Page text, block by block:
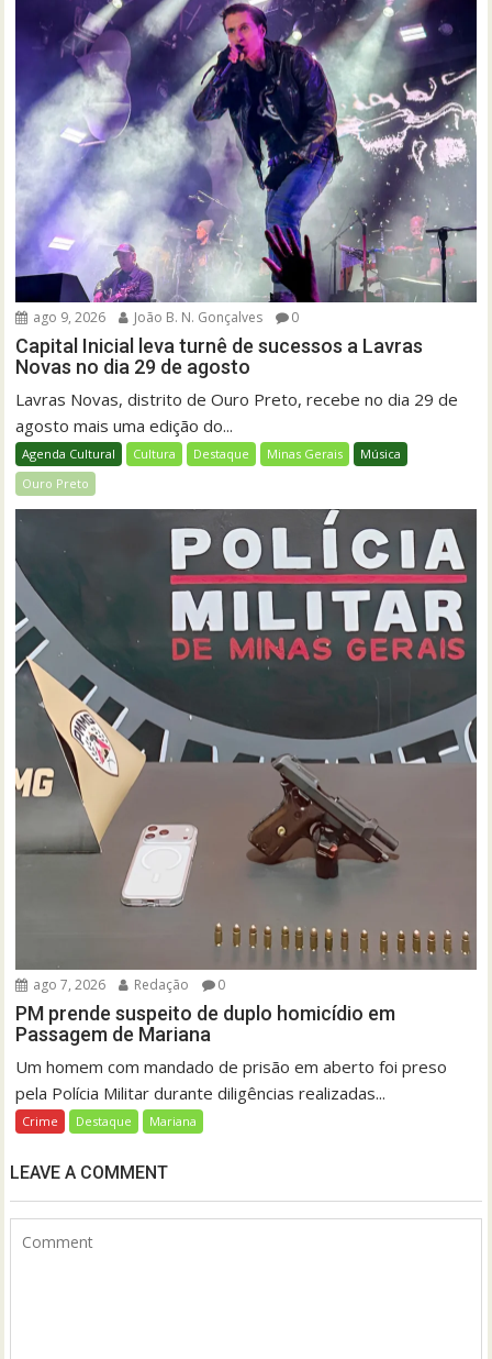
ago 9, 2026 João B. N. Gonçalves 0
Capital Inicial leva turnê de sucessos a Lavras
Novas no dia 29 de agosto
Lavras Novas, distrito de Ouro Preto, recebe no dia 29 de
agosto mais uma edição do...
Agenda Cultural Cultura Destaque Minas Gerais
Música
Ouro Preto
ago 7, 2026 Redação 0
PM prende suspeito de duplo homicídio em
Passagem de Mariana
Um homem com mandado de prisão em aberto foi preso
pela Polícia Militar durante diligências realizadas...
Crime Destaque Mariana
LEAVE A COMMENT